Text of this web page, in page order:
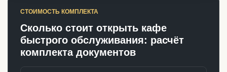
СТОИМОСТЬ КОМПЛЕКТА
Сколько стоит открыть кафе
быстрого обслуживания: расчёт
комплекта документов